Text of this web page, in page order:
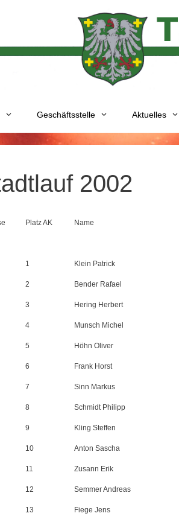
Geschäftsstelle Aktuelles
2002
Platz AK Name
1 Klein Patrick
2 Bender Rafael
3 Hering Herbert
4 Munsch Michel
5 Höhn Oliver
6 Frank Horst
7 Sinn Markus
8 Schmidt Philipp
9 Kling Steffen
10 Anton Sascha
11 Zusann Erik
12 Semmer Andreas
13 Fiege Jens